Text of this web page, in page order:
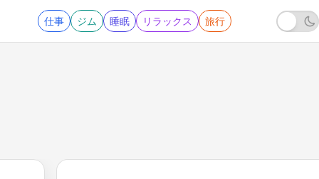
仕事 ジム 睡眠 リラックス 旅行